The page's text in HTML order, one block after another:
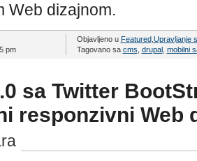
Web dizajnom.
pm
Objavljeno u Featured, Upravljanje
Tagovano sa cms drupal, mobilni
sa Twitter
responzivni Web